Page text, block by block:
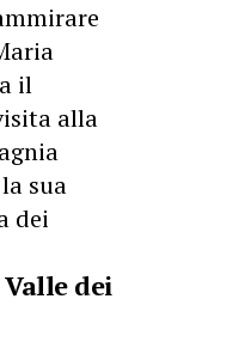
il
alla
sua
dei
dei